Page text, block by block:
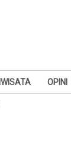
OPINI